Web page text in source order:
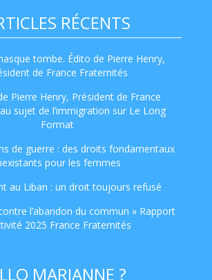
RÉCENTS
tombe. Édito de Pierre Henry,
de France Fraternités
Pierre Henry, Président de France
sujet de l’immigration sur Le Long
Format
de guerre : des droits fondamentaux
pour les femmes
au Liban : un droit toujours refusé
l’abandon du commun » Rapport
2025 France Fraternités
MARIANNE ?